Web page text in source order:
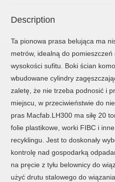
Description
Ta pionowa prasa belująca ma
metrów, idealną do
wysokości sufitu. Boki ścian
wbudowane cylindry
zaletę, że nie trzeba podnosić i
miejscu, w przeciwieństwie do
pras Macfab.LH300 ma siłę 20
folie plastikowe, worki FIBC i
recyklingu. Jest to doskonały
kontrolę nad gospodarką
na pręcie z tyłu belownicy do
użyć drutu stalowego do